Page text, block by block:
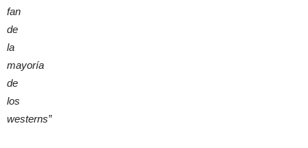
fan
de
la
mayoría
de
los
westerns”